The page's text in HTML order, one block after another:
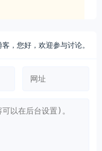
客，您好，欢迎参与讨论。